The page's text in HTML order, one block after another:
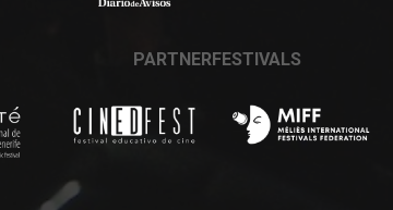
PARTNERFESTIVALS